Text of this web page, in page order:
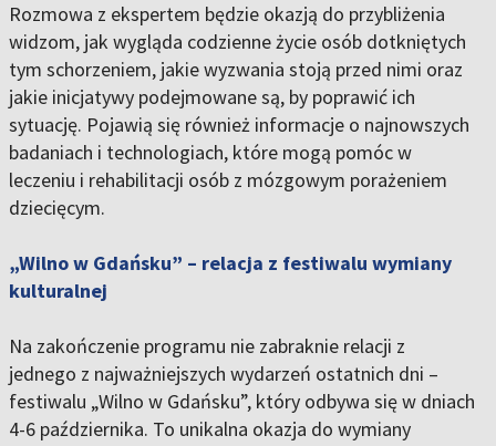
Rozmowa z ekspertem będzie okazją do przybliżenia
widzom, jak wygląda codzienne życie osób dotkniętych
tym schorzeniem, jakie wyzwania stoją przed nimi oraz
jakie inicjatywy podejmowane są, by poprawić ich
sytuację. Pojawią się również informacje o najnowszych
badaniach i technologiach, które mogą pomóc w
leczeniu i rehabilitacji osób z mózgowym porażeniem
dziecięcym.
„Wilno w Gdańsku” – relacja z festiwalu wymiany
kulturalnej
Na zakończenie programu nie zabraknie relacji z
jednego z najważniejszych wydarzeń ostatnich dni –
festiwalu „Wilno w Gdańsku”, który odbywa się w dniach
4-6 października. To unikalna okazja do wymiany